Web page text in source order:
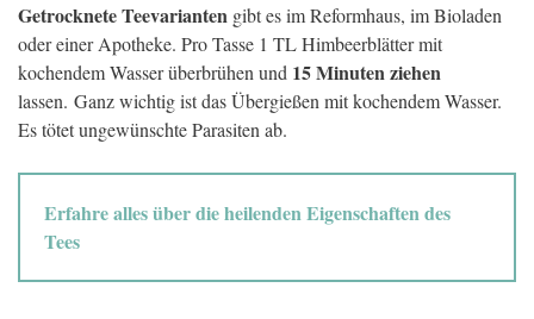
Getrocknete Teevarianten gibt es im Reformhaus, im Bioladen
oder einer Apotheke. Pro Tasse 1 TL Himbeerblätter mit
kochendem Wasser überbrühen und 15 Minuten ziehen
lassen. Ganz wichtig ist das Übergießen mit kochendem Wasser.
Es tötet ungewünschte Parasiten ab.
Erfahre alles über die heilenden Eigenschaften des
Tees